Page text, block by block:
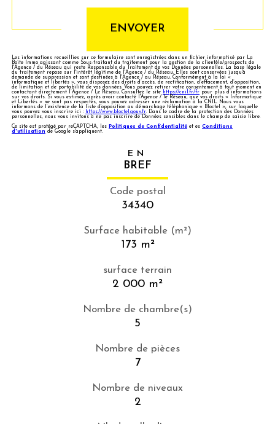
ENVOYER
Les informations recueillies sur ce formulaire sont enregistrées dans un fichier informatisé par La
Boite Immo agissant comme Sous-traitant du traitement pour la gestion de la clientèle/prospects de
l'Agence / du Réseau qui reste Responsable du Traitement de vos Données personnelles. La base légale
du traitement repose sur l'intérêt légitime de l'Agence / du Réseau. Elles sont conservées jusqu'à
demande de suppression et sont destinées à l'Agence / au Réseau. Conformément à la loi «
informatique et libertés », vous disposez des droits d’accès, de rectification, d’effacement, d’opposition,
de limitation et de portabilité de vos données. Vous pouvez retirer votre consentement à tout moment en
contactant directement l’Agence / Le Réseau. Consultez le site
https://cnil.fr/fr pour plus d’informations
sur vos droits. Si vous estimez, après avoir contacté l'Agence / le Réseau, que vos droits « Informatique
et Libertés » ne sont pas respectés, vous pouvez adresser une réclamation à la CNIL. Nous vous
informons de l’existence de la liste d'opposition au démarchage téléphonique « Bloctel », sur laquelle
vous pouvez vous inscrire ici :
https://www.bloctel.gouv.fr . Dans le cadre de la protection des Données
personnelles, nous vous invitons à ne pas inscrire de Données sensibles dans le champ de saisie libre.
Ce site est protégé par reCAPTCHA, les
Politiques de Confidentialité et es Conditions
d'utilisation de Google s'appliquent.
EN
BREF
Code postal
34340
Surface habitable (m²)
173 m²
surface terrain
2 000 m²
Nombre de chambre(s)
5
Nombre de pièces
7
Nombre de niveaux
2